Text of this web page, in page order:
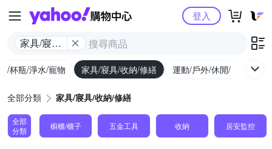
Yahoo購物中心
家具/寢具/
登入
/杯瓶/淨水/寵物 家具/寢具/收納/修繕 運動/戶外/休閒/健身
全部分類 家具/寢具/收納/修繕
全部
分類
櫥櫃/櫃子 五金工具 收納 居安監控